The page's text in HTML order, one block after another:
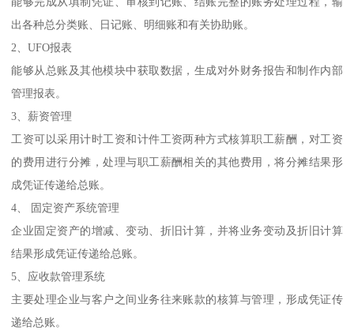
出各种总分类账、日记账、明细账和有关协助账。
2、UFO报表
能够从总账及其他模块中获取数据，生成对外财务报告和制作内部
管理报表。
3、薪资管理
工资可以采用计时工资和计件工资两种方式核算职工薪酬，对工资
的费用进行分摊，处理与职工薪酬相关的其他费用，将分摊结果形
成凭证传递给总账。
4、 固定资产系统管理
企业固定资产的增减、变动、折旧计算，并将业务变动及折旧计算
结果形成凭证传递给总账。
5、应收款管理系统
主要处理企业与客户之间业务往来账款的核算与管理，形成凭证传
递给总账。